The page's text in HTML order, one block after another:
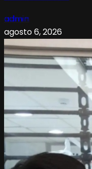
admin
agosto 6, 2026